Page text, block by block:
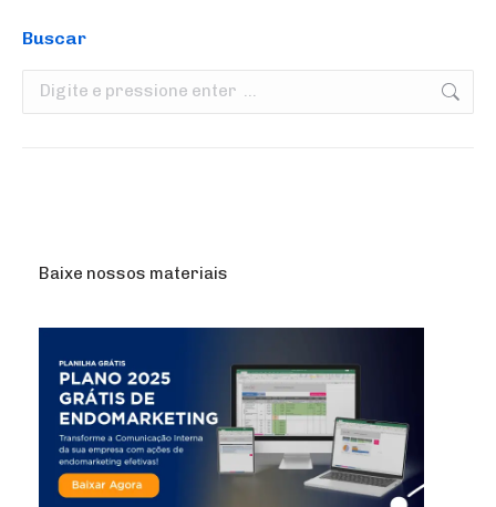
Buscar
Search:
Baixe nossos materiais